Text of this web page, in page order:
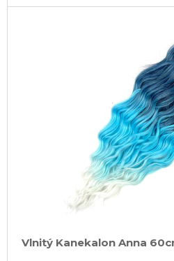
Vlnitý Kanekalon Anna